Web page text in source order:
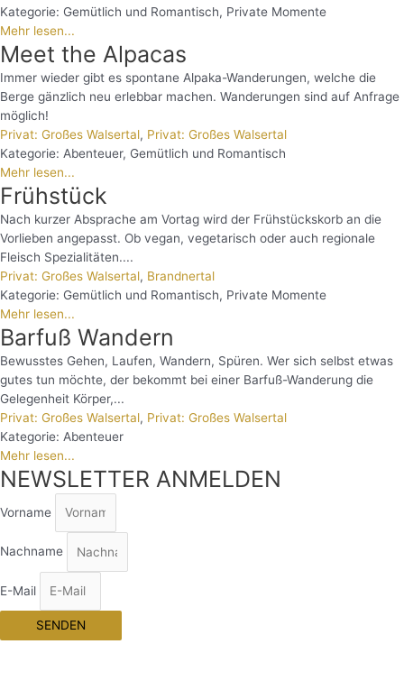
Kategorie: Gemütlich und Romantisch, Private Momente
Mehr lesen...
Meet the Alpacas
Immer wieder gibt es spontane Alpaka-Wanderungen, welche die
Berge gänzlich neu erlebbar machen. Wanderungen sind auf Anfrage
möglich!
Privat: Großes Walsertal, Privat: Großes Walsertal
Kategorie: Abenteuer, Gemütlich und Romantisch
Mehr lesen...
Frühstück
Nach kurzer Absprache am Vortag wird der Frühstückskorb an die
Vorlieben angepasst. Ob vegan, vegetarisch oder auch regionale
Fleisch Spezialitäten....
Privat: Großes Walsertal, Brandnertal
Kategorie: Gemütlich und Romantisch, Private Momente
Mehr lesen...
Barfuß Wandern
Bewusstes Gehen, Laufen, Wandern, Spüren. Wer sich selbst etwas
gutes tun möchte, der bekommt bei einer Barfuß-Wanderung die
Gelegenheit Körper,...
Privat: Großes Walsertal, Privat: Großes Walsertal
Kategorie: Abenteuer
Mehr lesen...
NEWSLETTER ANMELDEN
Vorname
Nachname
E-Mail
SENDEN